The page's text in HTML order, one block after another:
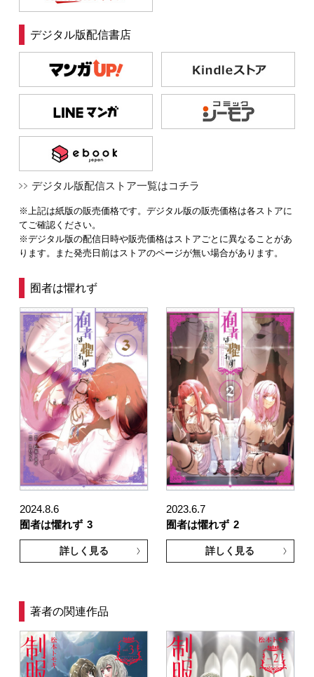
デジタル版配信書店
デジタル版配信ストア一覧はコチラ
※上記は紙版の販売価格です。デジタル版の販売価格は各ストアに
てご確認ください。
※デジタル版の配信日時や販売価格はストアごとに異なることがあ
ります。また発売日前はストアのページが無い場合があります。
囿者は懼れず
2024.8.6
囿者は懼れず 3
詳しく見る
2023.6.7
囿者は懼れず 2
詳しく見る
著者の関連作品